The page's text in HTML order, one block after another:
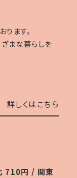
ます。
ざまな暮らしを
詳しくはこちら
710円 / 関東